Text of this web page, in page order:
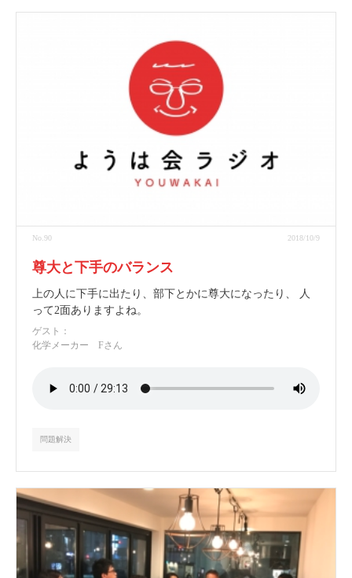
No.90 2018/10/9
尊大と下手のバランス
上の人に下手に出たり、部下とかに尊大になったり、 人
って2面ありますよね。
ゲスト：
化学メーカー Fさん
問題解決